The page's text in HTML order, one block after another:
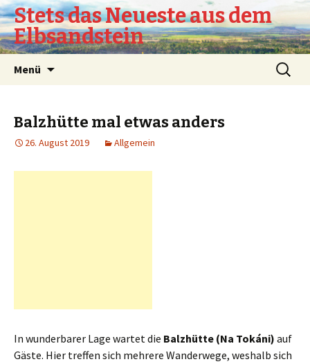
Stets das Neueste aus dem
Elbsandstein
Menü
Suchen
nach:
Balzhütte mal etwas anders
26. August 2019 Allgemein
In wunderbarer Lage wartet die Balzhütte (Na Tokáni) auf
Gäste. Hier treffen sich mehrere Wanderwege, weshalb sich